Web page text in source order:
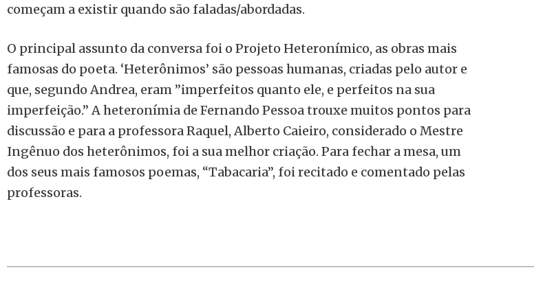
começam a existir quando são faladas/abordadas.
O principal assunto da conversa foi o Projeto Heteronímico, as obras mais
famosas do poeta. ‘Heterônimos’ são pessoas humanas, criadas pelo autor e
que, segundo Andrea, eram ”imperfeitos quanto ele, e perfeitos na sua
imperfeição.” A heteronímia de Fernando Pessoa trouxe muitos pontos para
discussão e para a professora Raquel, Alberto Caieiro, considerado o Mestre
Ingênuo dos heterônimos, foi a sua melhor criação. Para fechar a mesa, um
dos seus mais famosos poemas, “Tabacaria”, foi recitado e comentado pelas
professoras.